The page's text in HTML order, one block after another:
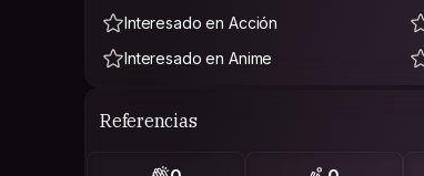
Interesado en Acción
Interesado en Anime
Referencias